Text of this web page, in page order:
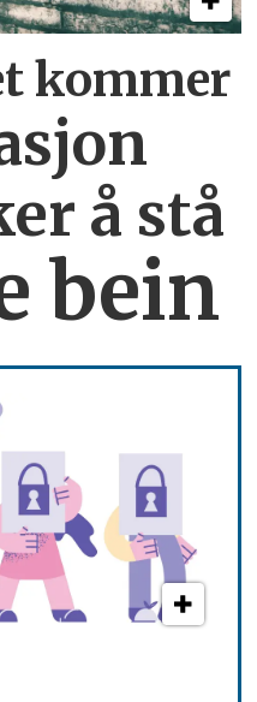
kommer
å stå
bein